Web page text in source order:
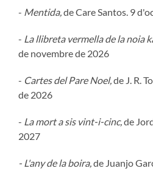
- Mentida,de Care Santos. 9
- La llibreta vermella de la noia
de novembre de 2026
- Cartes del Pare Noel,de J. R.
de 2026
- La mort a sis vint-i-cinc,de
2027
- L'any de la boira,de Juanjo